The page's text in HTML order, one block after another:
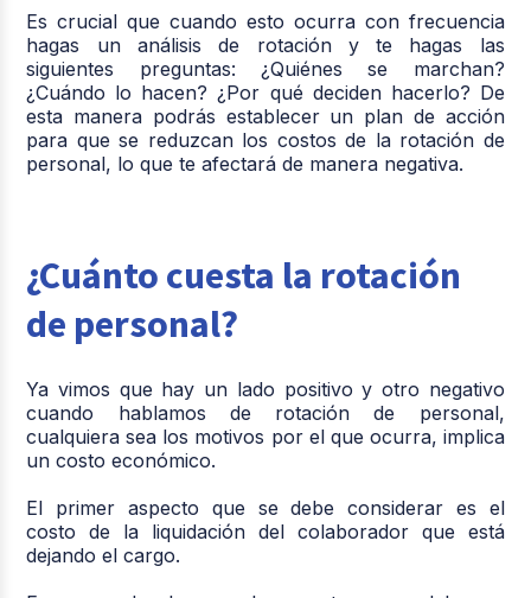
Es crucial que cuando esto ocurra con frecuencia
hagas un análisis de rotación y te hagas las
siguientes preguntas: ¿Quiénes se marchan?
¿Cuándo lo hacen? ¿Por qué deciden hacerlo? De
esta manera podrás establecer un plan de acción
para que se reduzcan los costos de la rotación de
personal, lo que te afectará de manera negativa.
¿Cuánto cuesta la rotación
de personal?
Ya vimos que hay un lado positivo y otro negativo
cuando hablamos de rotación de personal,
cualquiera sea los motivos por el que ocurra, implica
un costo económico.
El primer aspecto que se debe considerar es el
costo de la liquidación del colaborador que está
dejando el cargo.